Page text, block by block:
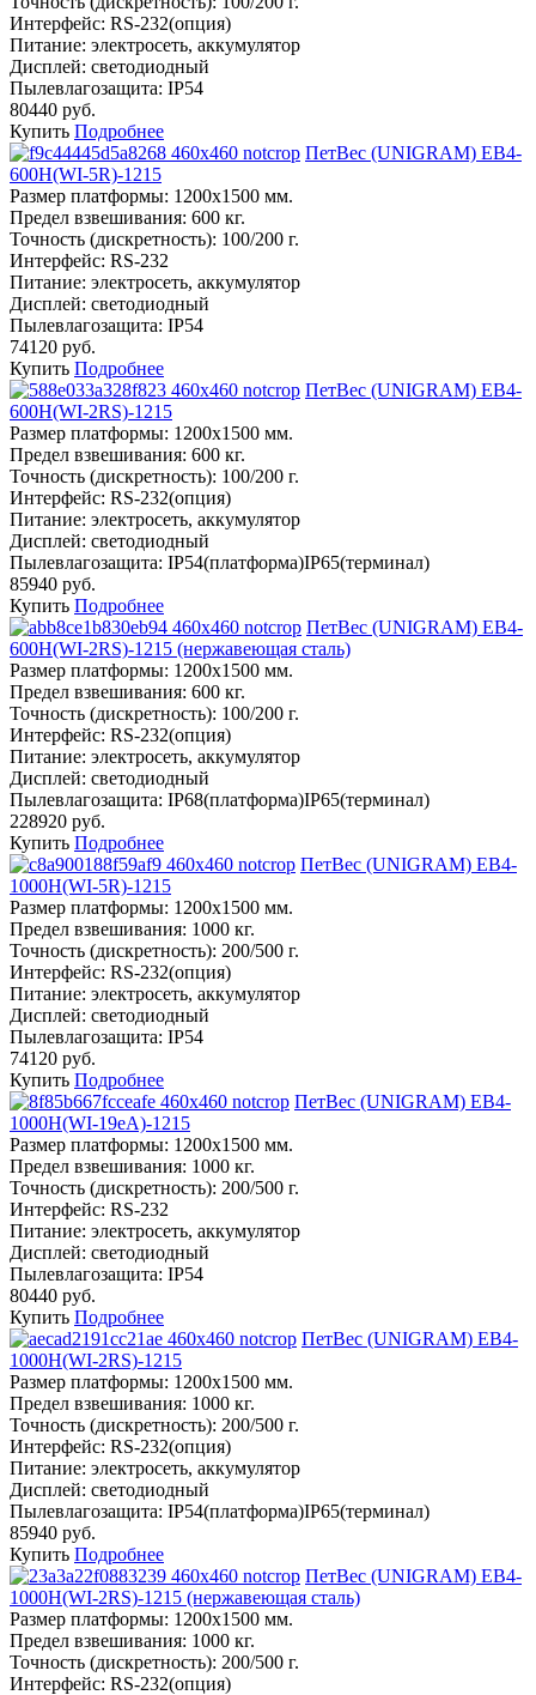
Интерфейс: RS-232(опция)
Питание: электросеть, аккумулятор
Дисплей: светодиодный
Пылевлагозащита: IP54
80440 руб.
Купить Подробнее
ПетВес (UNIGRAM) ЕВ4-
600Н(WI-5R)-1215
Размер платформы: 1200х1500 мм.
Предел взвешивания: 600 кг.
Точность (дискретность): 100/200 г.
Интерфейс: RS-232
Питание: электросеть, аккумулятор
Дисплей: светодиодный
Пылевлагозащита: IP54
74120 руб.
Купить Подробнее
ПетВес (UNIGRAM) ЕВ4-
600Н(WI-2RS)-1215
Размер платформы: 1200х1500 мм.
Предел взвешивания: 600 кг.
Точность (дискретность): 100/200 г.
Интерфейс: RS-232(опция)
Питание: электросеть, аккумулятор
Дисплей: светодиодный
Пылевлагозащита: IP54(платформа)IP65(терминал)
85940 руб.
Купить Подробнее
ПетВес (UNIGRAM) ЕВ4-
600Н(WI-2RS)-1215 (нержавеющая сталь)
Размер платформы: 1200х1500 мм.
Предел взвешивания: 600 кг.
Точность (дискретность): 100/200 г.
Интерфейс: RS-232(опция)
Питание: электросеть, аккумулятор
Дисплей: светодиодный
Пылевлагозащита: IP68(платформа)IP65(терминал)
228920 руб.
Купить Подробнее
ПетВес (UNIGRAM) ЕВ4-
1000Н(WI-5R)-1215
Размер платформы: 1200х1500 мм.
Предел взвешивания: 1000 кг.
Точность (дискретность): 200/500 г.
Интерфейс: RS-232(опция)
Питание: электросеть, аккумулятор
Дисплей: светодиодный
Пылевлагозащита: IP54
74120 руб.
Купить Подробнее
ПетВес (UNIGRAM) ЕВ4-
1000Н(WI-19eA)-1215
Размер платформы: 1200х1500 мм.
Предел взвешивания: 1000 кг.
Точность (дискретность): 200/500 г.
Интерфейс: RS-232
Питание: электросеть, аккумулятор
Дисплей: светодиодный
Пылевлагозащита: IP54
80440 руб.
Купить Подробнее
ПетВес (UNIGRAM) ЕВ4-
1000Н(WI-2RS)-1215
Размер платформы: 1200х1500 мм.
Предел взвешивания: 1000 кг.
Точность (дискретность): 200/500 г.
Интерфейс: RS-232(опция)
Питание: электросеть, аккумулятор
Дисплей: светодиодный
Пылевлагозащита: IP54(платформа)IP65(терминал)
85940 руб.
Купить Подробнее
ПетВес (UNIGRAM) ЕВ4-
1000Н(WI-2RS)-1215 (нержавеющая сталь)
Размер платформы: 1200х1500 мм.
Предел взвешивания: 1000 кг.
Точность (дискретность): 200/500 г.
Интерфейс: RS-232(опция)